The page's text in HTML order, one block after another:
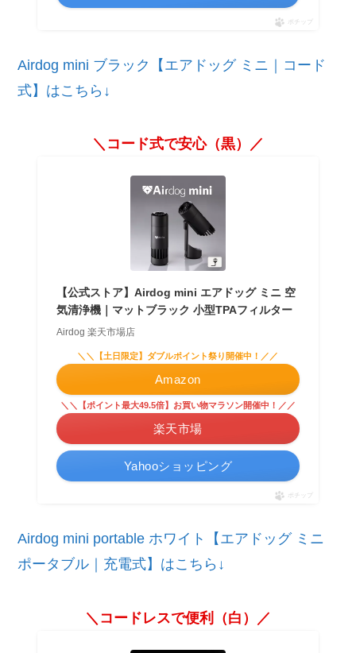
ポチップ
Airdog mini ブラック【エアドッグ ミニ｜コード
式】はこちら↓
＼コード式で安心（黒）／
【公式ストア】Airdog mini エアドッグ ミニ 空
気清浄機｜マットブラック 小型TPAフィルター
Airdog 楽天市場店
＼＼【土日限定】ダブルポイント祭り開催中！／／
Amazon
＼＼【ポイント最大49.5倍】お買い物マラソン開催中！／／
楽天市場
Yahooショッピング
ポチップ
Airdog mini portable ホワイト【エアドッグ ミニ
ポータブル｜充電式】はこちら↓
＼コードレスで便利（白）／